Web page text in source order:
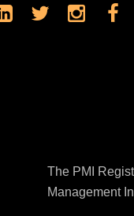
The PMI
Management